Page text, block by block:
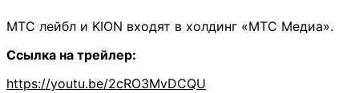
МТС лейбл и KION входят в холдинг «МТС Медиа».
Ссылка на трейлер:
https://youtu.be/2cRO3MvDCQU